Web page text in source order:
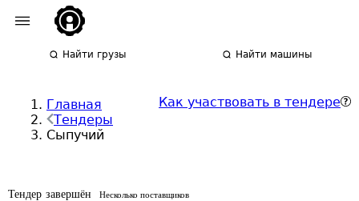
Найти грузы Найти машины
Главная
Тендеры
Сыпучий
Как участвовать в тендере
Тендер завершён Несколько поставщиков